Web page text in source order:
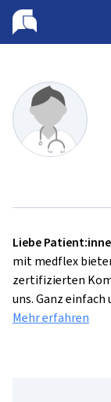
Liebe
mit medflex
zertifizierten
uns. Ganz einfach
Mehr erfahren